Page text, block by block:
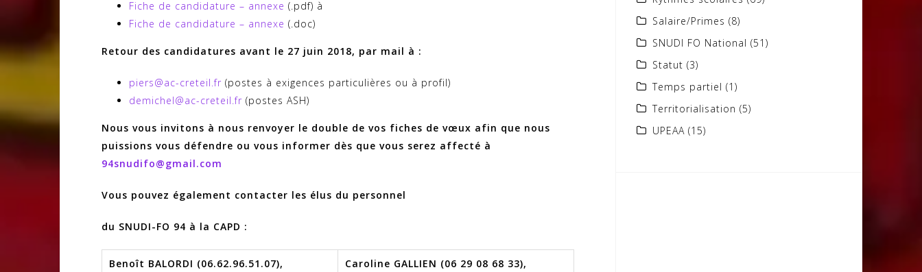
Fiche de candidature – annexe (.pdf) à
Fiche de candidature – annexe (.doc)
Retour des candidatures avant le 27 juin 2018, par mail à :
piers@ac-creteil.fr (postes à exigences particulières ou à profil)
demichel@ac-creteil.fr (postes ASH)
Nous vous invitons à nous renvoyer le double de vos fiches de vœux afin que nous
puissions vous défendre ou vous informer dès que vous serez affecté à
94snudifo@gmail.com
Vous pouvez également contacter les élus du personnel
du SNUDI-FO 94 à la CAPD :
Benoît BALORDI (06.62.96.51.07), Caroline GALLIEN (06 29 08 68 33),
Salaire/Primes (8)
SNUDI FO National (51)
Statut (3)
Temps partiel (1)
Territorialisation (5)
UPEAA (15)